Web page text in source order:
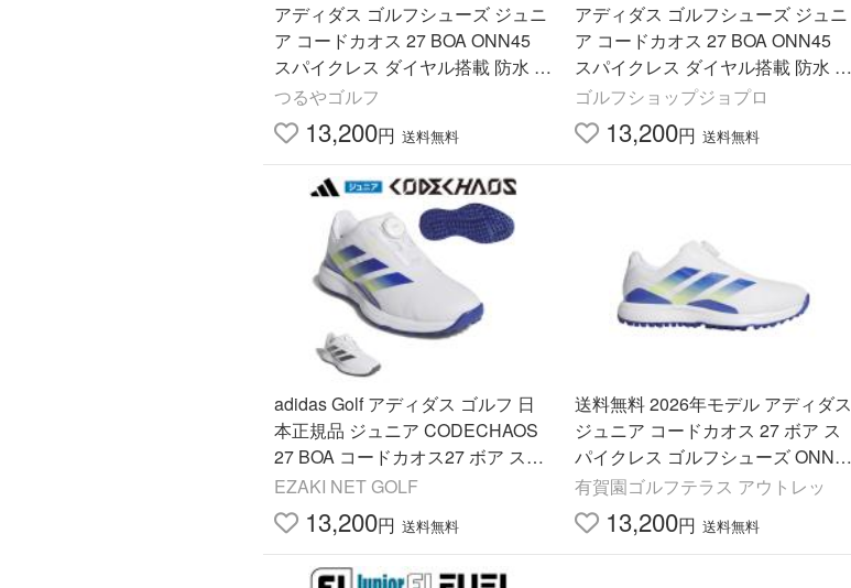
アディダス ゴルフシューズ ジュニ
ア コードカオス 27 BOA ONN45
スパイクレス ダイヤル搭載 防水 2
E相当 CODECHAOS 2027年モデ
ル
つるやゴルフ
13,200円 送料無料
アディダス ゴルフシューズ ジュニ
ア コードカオス 27 BOA ONN45
スパイクレス ダイヤル搭載 防水 2
E相当 2027年モデル
ゴルフショップジョプロ
13,200円 送料無料
adidas Golf アディダス ゴルフ 日
本正規品 ジュニア CODECHAOS
27 BOA コードカオス27 ボア スパ
イクレス ゴルフシューズ 「 ONN4
5 」
EZAKI NET GOLF
13,200円 送料無料
送料無料 2026年モデル アディダス
ジュニア コードカオス 27 ボア ス
パイクレス ゴルフシューズ ONN4
5 KI5746 ホワイト/デュアルインデ
ィゴ/フローズンレモン
有賀園ゴルフテラス アウトレッ
13,200円 送料無料